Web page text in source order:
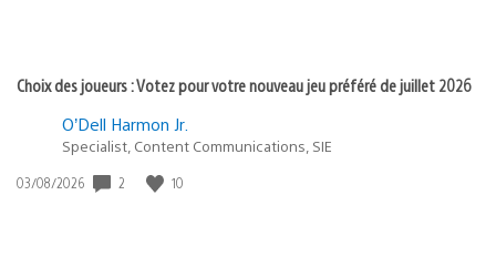
Choix des joueurs : Votez pour votre nouveau jeu préféré de juillet 2026
O’Dell Harmon Jr.
Specialist, Content Communications, SIE
Date
03/08/2026 2 10